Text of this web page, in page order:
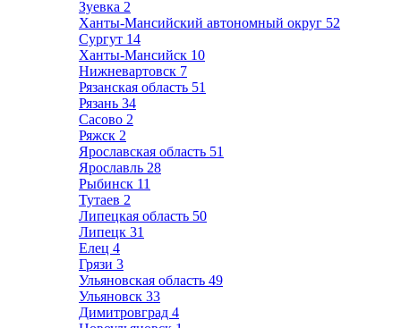
Зуевка 2
Ханты-Мансийский автономный округ 52
Сургут 14
Ханты-Мансийск 10
Нижневартовск 7
Рязанская область 51
Рязань 34
Сасово 2
Ряжск 2
Ярославская область 51
Ярославль 28
Рыбинск 11
Тутаев 2
Липецкая область 50
Липецк 31
Елец 4
Грязи 3
Ульяновская область 49
Ульяновск 33
Димитровград 4